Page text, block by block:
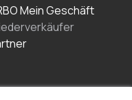
Mein Geschäft